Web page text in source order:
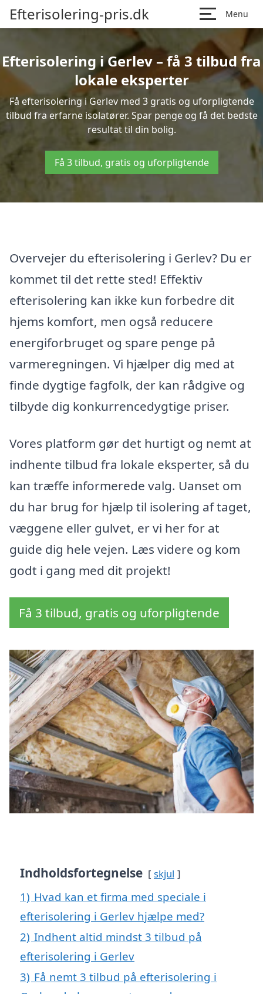
Efterisolering-pris.dk Menu
Efterisolering i Gerlev – få 3 tilbud fra
lokale eksperter
Få efterisolering i Gerlev med 3 gratis og uforpligtende
tilbud fra erfarne isolatører. Spar penge og få det bedste
resultat til din bolig.
Få 3 tilbud, gratis og uforpligtende
Overvejer du efterisolering i Gerlev? Du er
kommet til det rette sted! Effektiv
efterisolering kan ikke kun forbedre dit
hjems komfort, men også reducere
energiforbruget og spare penge på
varmeregningen. Vi hjælper dig med at
finde dygtige fagfolk, der kan rådgive og
tilbyde dig konkurrencedygtige priser.
Vores platform gør det hurtigt og nemt at
indhente tilbud fra lokale eksperter, så du
kan træffe informerede valg. Uanset om
du har brug for hjælp til isolering af taget,
væggene eller gulvet, er vi her for at
guide dig hele vejen. Læs videre og kom
godt i gang med dit projekt!
Få 3 tilbud, gratis og uforpligtende
Indholdsfortegnelse skjul
1) Hvad kan et firma med speciale i
efterisolering i Gerlev hjælpe med?
2) Indhent altid mindst 3 tilbud på
efterisolering i Gerlev
3) Få nemt 3 tilbud på efterisolering i